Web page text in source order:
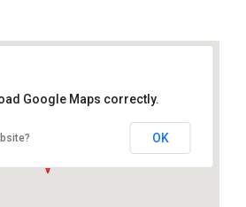
Google Maps correctly.
OK